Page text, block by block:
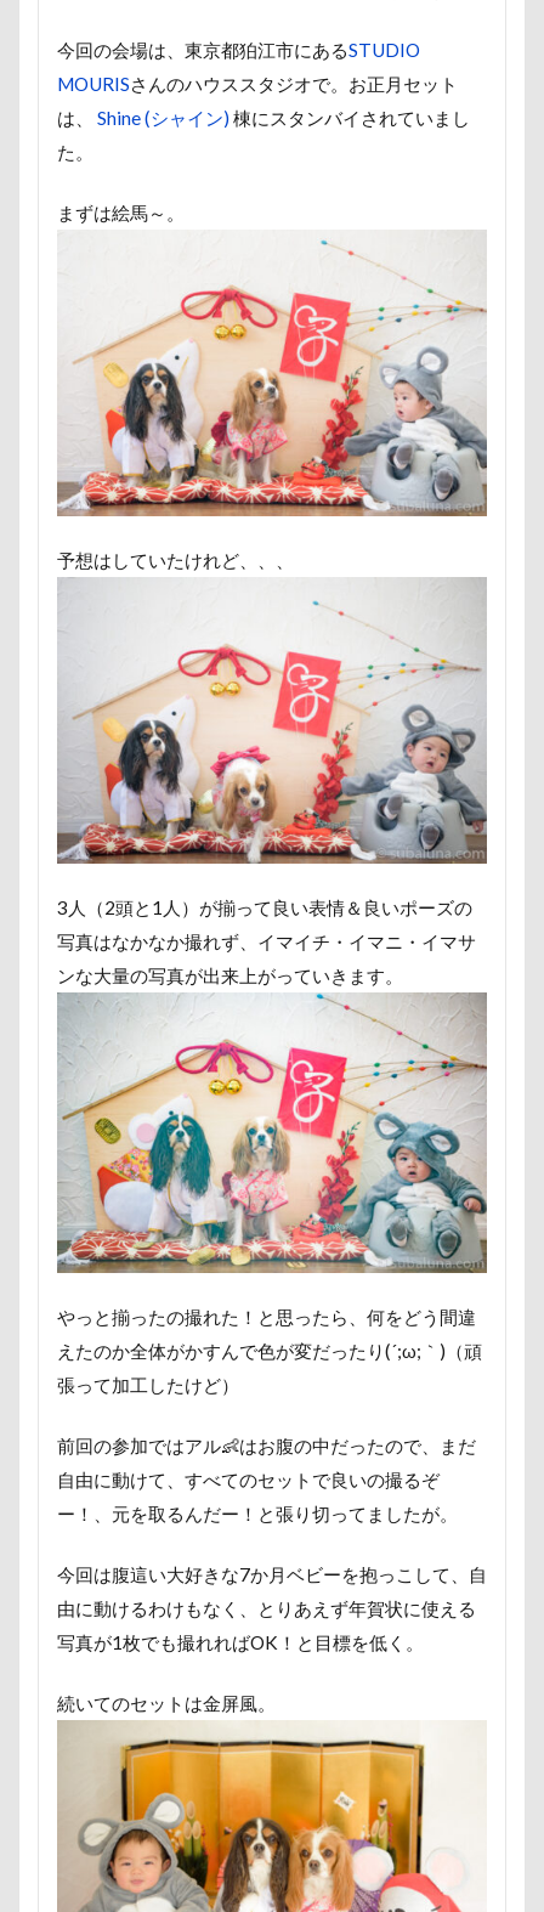
今回の会場は、東京都狛江市にある​STUDIO
MOURISさんのハウススタジオで。お正月セット
は、 ​Shine (シャイン) 棟にスタンバイされていまし
た。
まずは絵馬～。
予想はしていたけれど、、、
3人（2頭と1人）が揃って良い表情＆良いポーズの
写真はなかなか撮れず、イマイチ・イマニ・イマサ
ンな大量の写真が出来上がっていきます。
やっと揃ったの撮れた！と思ったら、何をどう間違
えたのか全体がかすんで色が変だったり(´;ω;｀)（頑
張って加工したけど）
前回の参加ではアル👶はお腹の中だったので、まだ
自由に動けて、すべてのセットで良いの撮るぞ
ー！、元を取るんだー！と張り切ってましたが。
今回は腹這い大好きな7か月ベビーを抱っこして、自
由に動けるわけもなく、とりあえず年賀状に使える
写真が1枚でも撮れればOK！と目標を低く。
続いてのセットは金屏風。
世界の名犬牧場
不貞寝 下野市
上尾市
三陸復興国立公園
三瓶くん
七夕
一発芸
ワークショップ
中島フィールズ
中瀬公園
來夢（らいむ）ちゃん
代々木公園ドッグラン
作品レビューコメント
体重
体調不良
佐久穂町
似顔絵師なつき
似顔絵
似たもの父子
休日の朝
仰向け抱っこ
代々木公園
串カツ田中 北千住店
人形
二等辺三角形
二度寝
主張
ワンコ店内OK
富山環水公園
小太郎くん
射水市 寝顔
寝起き
寝相
寝床 寝坊助 富津市
富山県
富山湾
小布施町 富山市
富士見高原
富士見町
富士見公園
富士河口湖町
富士急ハイランド
富士吉田市
小春ちゃん
室内遊びレッスン
山梨県
巾着田
川越市 川口市 川
嵐山町
嵐山渓谷
島忠ホームズ 岳くん
岩畳
小松菜
山中湖村
山中湖
山下公園 展望台
屋内ドッグラン
居酒屋
小谷流の里ドギーズアイランド
小芝風花
小矢部市 宮城県
室内遊び
名前の由来
土手 夕陽 夏対策
変顔
壁紙
壁 増税前 埼玉県
地震
土田トレーナー
国営武蔵丘陵森林公園
外耳炎
吾妻郡 吹き出し皿
君津市
吐いた
名護市
実はすごい
宝登山
宇宙犬スヌード
宇宙兄弟
子犬のワルツ
嬬恋村
太閤山ランド
天狗山プレイランド
夢の島
天然記念物
大脱出 大福
大物説
大満足
大島屋 大宮区
大宮公園
ホームセンター
ホタルちゃん
ペーターくん
ペンダント
ペンション・ブランシェ草津
ペンション
ペロリンチョ
ペロちゃん
ボサボサ